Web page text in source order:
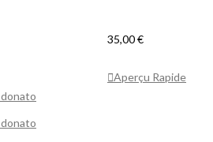
35,00 €
Aperçu Rapide